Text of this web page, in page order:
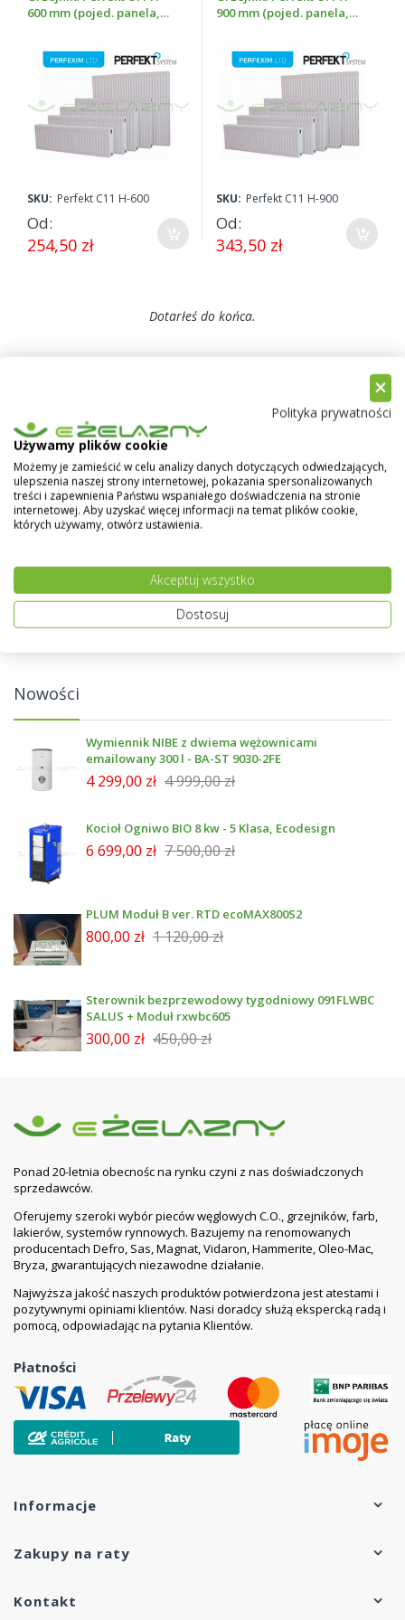
600 mm (pojed. panela,
SKU: Perfekt C11 H-600
Od
254,50 zł
900 mm (pojed. panela,
SKU: Perfekt C11 H-900
Od
343,50 zł
Dotarłeś do końca.
Kupuj wg
Kategoria
Wysokość - 300 mm 10
Wysokość - 500 mm 13
Wysokość - 600 mm 13
Porównaj produkty
Nowości
Wymiennik NIBE z dwiema wężownicami
emailowany 300 l - BA-ST 9030-2FE
4 299,00 zł 4 999,00 zł
Kocioł Ogniwo BIO 8 kw - 5 Klasa, Ecodesign
6 699,00 zł 7 500,00 zł
PLUM Moduł B ver. RTD ecoMAX800S2
800,00 zł 1 120,00 zł
Sterownik bezprzewodowy tygodniowy 091FLWBC
SALUS + Moduł rxwbc605
300,00 zł 450,00 zł
Ponad 20-letnia obecnośc na rynku czyni z nas doświadczonych
sprzedawców.
Oferujemy szeroki wybór pieców węglowych C.O., grzejników, farb,
lakierów, systemów rynnowych. Bazujemy na renomowanych
producentach Defro, Sas, Magnat, Vidaron, Hammerite, Oleo-Mac,
Bryza, gwarantujących niezawodne działanie.
Najwyższa jakość naszych produktów potwierdzona jest atestami i
pozytywnymi opiniami klientów. Nasi doradcy służą ekspercką radą i
pomocą, odpowiadając na pytania Klientów.
Płatności
Informacje
Zakupy na raty
Kontakt
Polityka prywatności
Używamy plików cookie
Możemy je zamieścić w celu analizy danych dotyczących odwiedzających,
ulepszenia naszej strony internetowej, pokazania spersonalizowanych
treści i zapewnienia Państwu wspaniałego doświadczenia na stronie
internetowej. Aby uzyskać więcej informacji na temat plików cookie,
których używamy, otwórz ustawienia.
Akceptuj wszystko
Dostosuj